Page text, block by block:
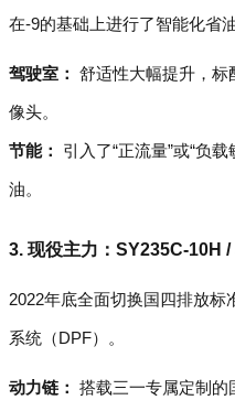
在-9的基础上进行了智能化省油
驾驶室： 舒适性大幅提升，标
像头。
节能： 引入了“正流量”或“负
油。
3. 现役主力：SY235C-10H /
2022年底全面切换国四排放
系统（DPF）。
动力链： 搭载三一专属定制的